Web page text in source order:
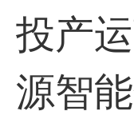
投产
源智